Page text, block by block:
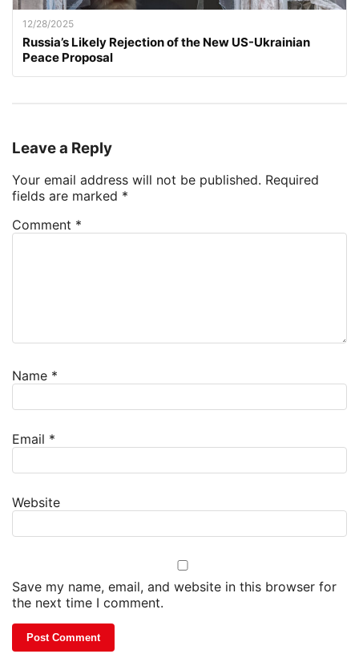
12/28/2025
Russia’s Likely Rejection of the New US-Ukrainian
Peace Proposal
Leave a Reply
Your email address will not be published. Required
fields are marked *
Comment *
Name *
Email *
Website
Save my name, email, and website in this browser for
the next time I comment.